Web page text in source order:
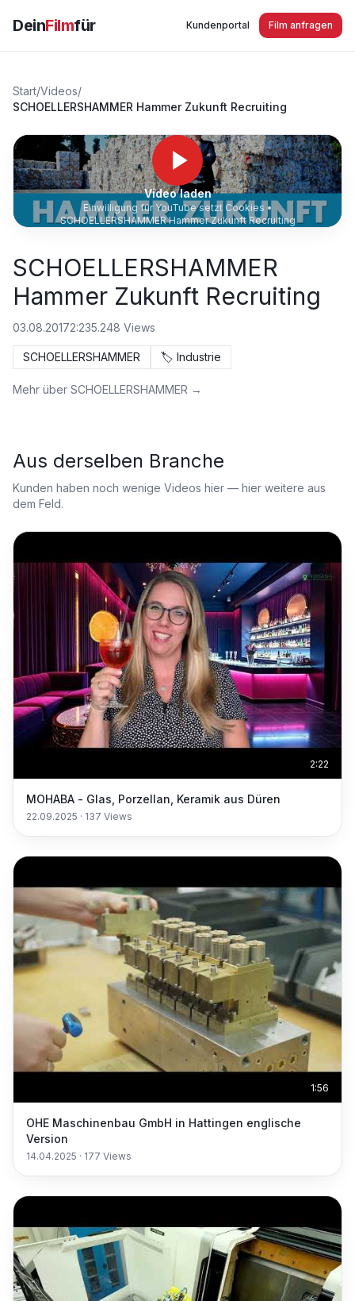
DeinFilmfür Kundenportal Film anfragen
Start/Videos/
SCHOELLERSHAMMER Hammer Zukunft Recruiting
Video laden
Einwilligung für YouTube setzt Cookies •
SCHOELLERSHAMMER Hammer Zukunft Recruiting
SCHOELLERSHAMMER
Hammer Zukunft Recruiting
03.08.20172:235.248 Views
SCHOELLERSHAMMER 🏷️ Industrie
Mehr über SCHOELLERSHAMMER →
Aus derselben Branche
Kunden haben noch wenige Videos hier — hier weitere aus
dem Feld.
2:22
MOHABA - Glas, Porzellan, Keramik aus Düren
22.09.2025 · 137 Views
1:56
OHE Maschinenbau GmbH in Hattingen englische
Version
14.04.2025 · 177 Views